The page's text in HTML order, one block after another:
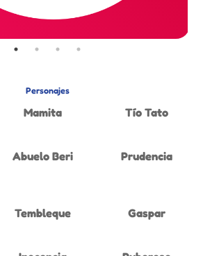
Personajes
Mamita Tío Tato
Abuelo Beri Prudencia
Tembleque Gaspar